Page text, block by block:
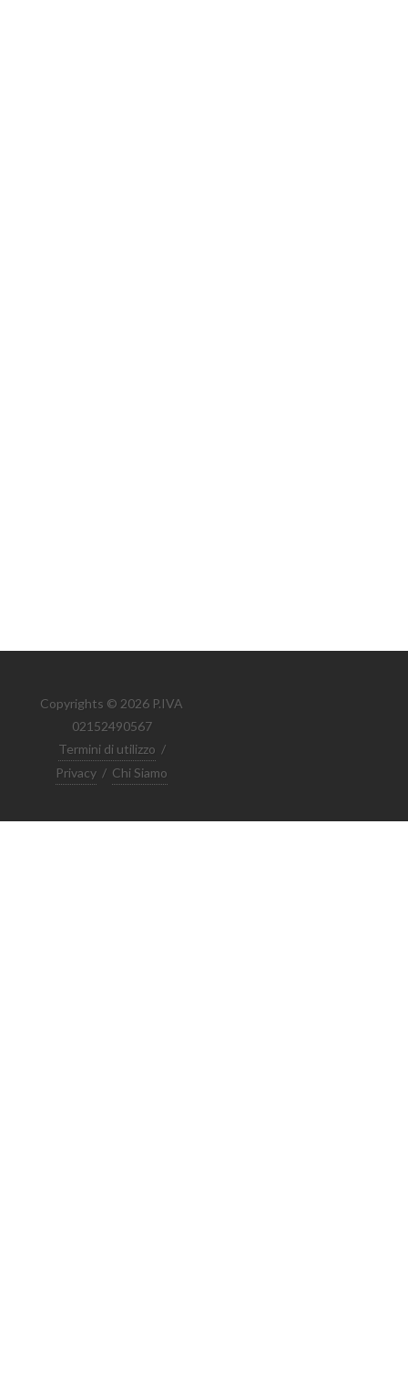
Copyrights © 2026 P.IVA
02152490567
Termini di utilizzo /
Privacy / Chi Siamo